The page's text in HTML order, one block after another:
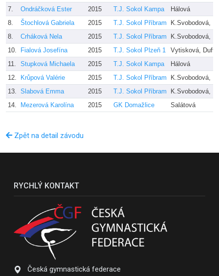
7.
Ondráčková Ester 2015 T.J. Sokol Kampa
Hálová
8.
Štochlová Gabriela 2015 T.J. Sokol Příbram
K.Svobodová,
8.
Crháková Nela 2015 T.J. Sokol Příbram
K.Svobodová,
10.
Fialová Josefína 2015 T.J. Sokol Plzeň 1
Vytisková,
11.
Stupková Michaela 2015 T.J. Sokol Kampa
Hálová
12.
Krůpová Valérie 2015 T.J. Sokol Příbram
K.Svobodová,
13. Slabová Emma 2015 T.J. Sokol Příbram
K.Svobodová,
14.
Mezerová Karolína 2015 GK Domažlice Salátová
Zpět na detail závodu
RYCHLÝ KONTAKT
Česká gymnastická federace